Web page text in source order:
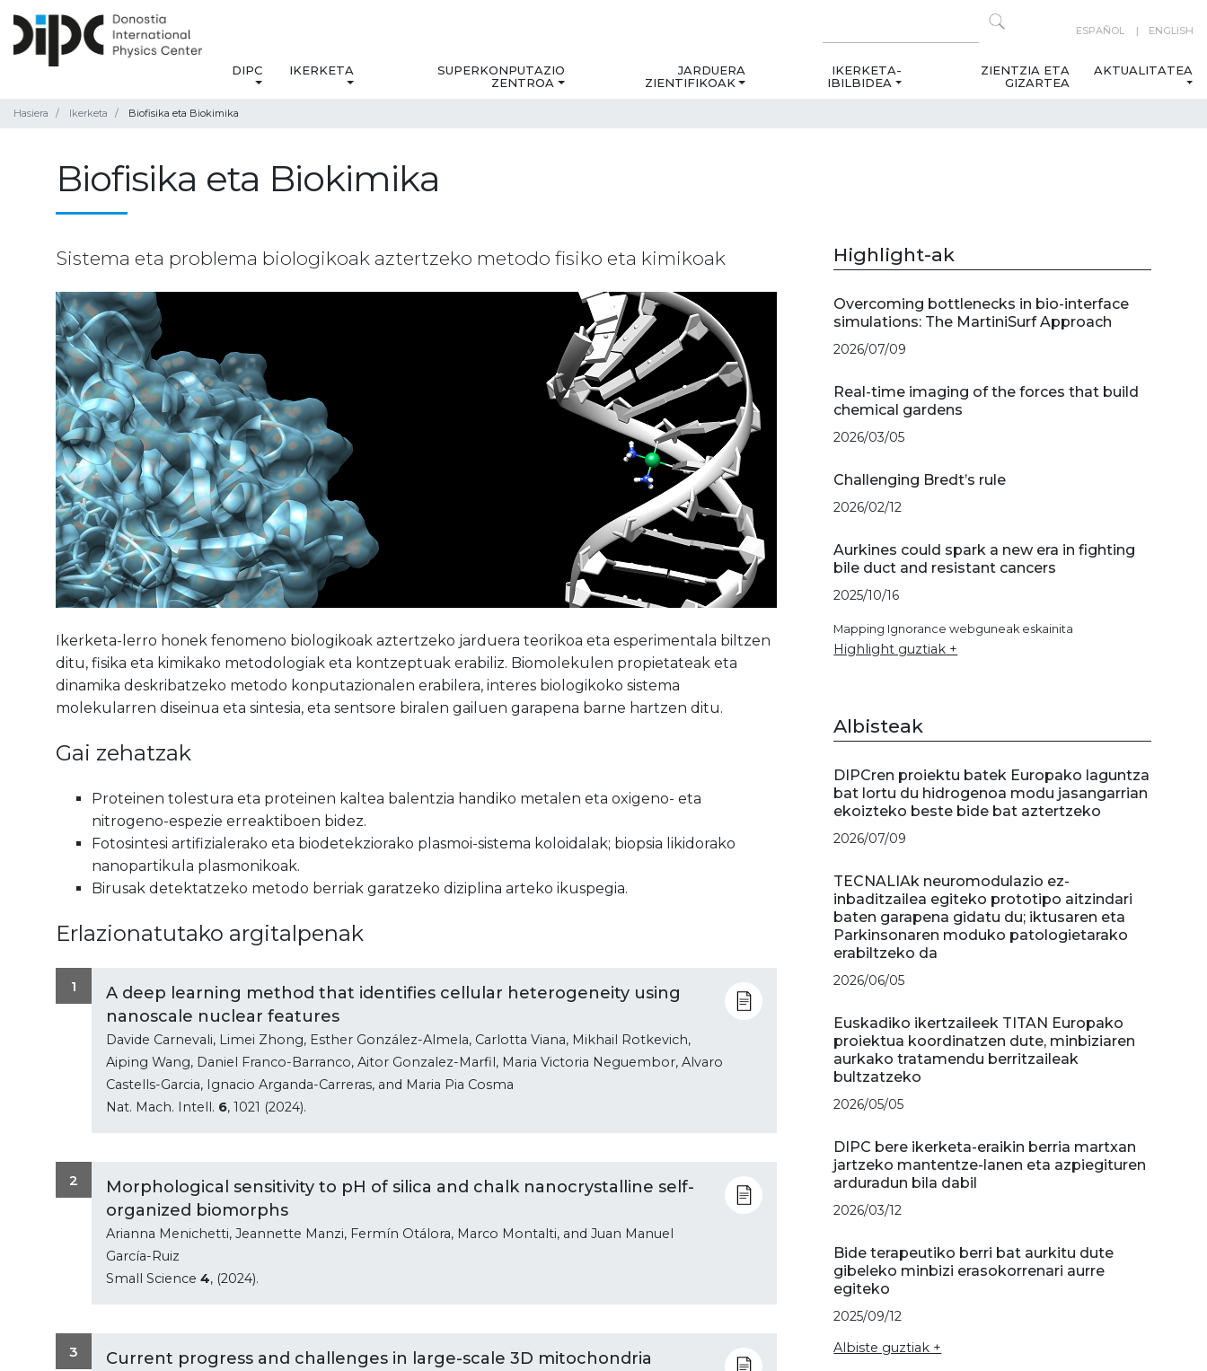
ESPAÑOL ENGLISH
DIPC IKERKETA
SUPERKONPUTAZIO
ZENTROA
JARDUERA
ZIENTIFIKOAK
IKERKETA-
IBILBIDEA
ZIENTZIA ETA
GIZARTEA
AKTUALITATEA
Hasiera Ikerketa Biofisika eta Biokimika
Biofisika eta Biokimika
Sistema eta problema biologikoak aztertzeko metodo fisiko eta kimikoak
Ikerketa-lerro honek fenomeno biologikoak aztertzeko jarduera teorikoa eta esperimentala biltzen
ditu, fisika eta kimikako metodologiak eta kontzeptuak erabiliz. Biomolekulen propietateak eta
dinamika deskribatzeko metodo konputazionalen erabilera, interes biologikoko sistema
molekularren diseinua eta sintesia, eta sentsore biralen gailuen garapena barne hartzen ditu.
Gai zehatzak
Proteinen tolestura eta proteinen kaltea balentzia handiko metalen eta oxigeno- eta
nitrogeno-espezie erreaktiboen bidez.
Fotosintesi artifizialerako eta biodetekziorako plasmoi-sistema koloidalak; biopsia likidorako
nanopartikula plasmonikoak.
Birusak detektatzeko metodo berriak garatzeko diziplina arteko ikuspegia.
Erlazionatutako argitalpenak
1
A deep learning method that identifies cellular heterogeneity using
nanoscale nuclear features
Davide Carnevali, Limei Zhong, Esther González-Almela, Carlotta Viana, Mikhail Rotkevich,
Aiping Wang, Daniel Franco-Barranco, Aitor Gonzalez-Marfil, Maria Victoria Neguembor, Alvaro
Castells-Garcia, Ignacio Arganda-Carreras, and Maria Pia Cosma
Nat. Mach. Intell. 6, 1021 (2024).
2
Morphological sensitivity to pH of silica and chalk nanocrystalline self-
organized biomorphs
Arianna Menichetti, Jeannette Manzi, Fermín Otálora, Marco Montalti, and Juan Manuel
García-Ruiz
Small Science 4, (2024).
3
Current progress and challenges in large-scale 3D mitochondria
Highlight-ak
Overcoming bottlenecks in bio-interface
simulations: The MartiniSurf Approach
2026/07/09
Real-time imaging of the forces that build
chemical gardens
2026/03/05
Challenging Bredt’s rule
2026/02/12
Aurkines could spark a new era in fighting
bile duct and resistant cancers
2025/10/16
Mapping Ignorance webguneak eskainita
Highlight guztiak +
Albisteak
DIPCren proiektu batek Europako laguntza
bat lortu du hidrogenoa modu jasangarrian
ekoizteko beste bide bat aztertzeko
2026/07/09
TECNALIAk neuromodulazio ez-
inbaditzailea egiteko prototipo aitzindari
baten garapena gidatu du; iktusaren eta
Parkinsonaren moduko patologietarako
erabiltzeko da
2026/06/05
Euskadiko ikertzaileek TITAN Europako
proiektua koordinatzen dute, minbiziaren
aurkako tratamendu berritzaileak
bultzatzeko
2026/05/05
DIPC bere ikerketa-eraikin berria martxan
jartzeko mantentze-lanen eta azpiegituren
arduradun bila dabil
2026/03/12
Bide terapeutiko berri bat aurkitu dute
gibeleko minbizi erasokorrenari aurre
egiteko
2025/09/12
Albiste guztiak +